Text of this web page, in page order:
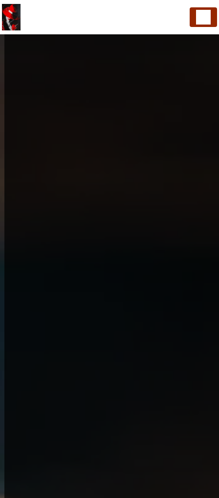
Panneau de gestion des cookies